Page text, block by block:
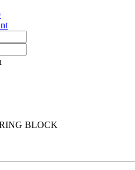
BLOCK